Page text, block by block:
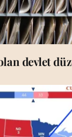
devlet